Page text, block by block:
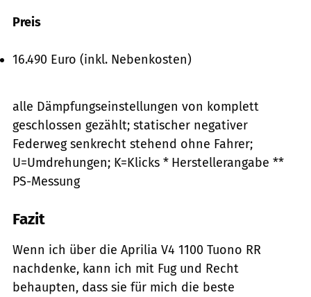
Preis
16.490 Euro (inkl. Nebenkosten)
alle Dämpfungseinstellungen von komplett
geschlossen gezählt; statischer negativer
Federweg senkrecht stehend ohne Fahrer;
U=Umdrehungen; K=Klicks * Herstellerangabe **
PS-Messung
Fazit
Wenn ich über die Aprilia V4 1100 Tuono RR
nachdenke, kann ich mit Fug und Recht
behaupten, dass sie für mich die beste